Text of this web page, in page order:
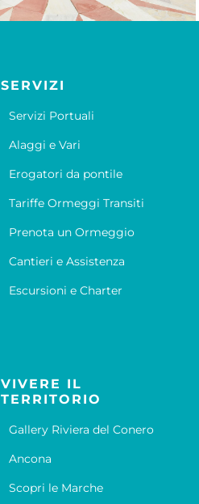
SERVIZI
Servizi Portuali
Alaggi e Vari
Erogatori da pontile
Tariffe Ormeggi Transiti
Prenota un Ormeggio
Cantieri e Assistenza
Escursioni e Charter
VIVERE IL
TERRITORIO
Gallery Riviera del Conero
Ancona
Scopri le Marche